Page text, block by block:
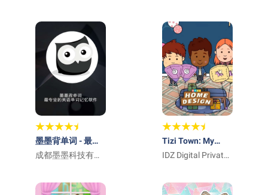
墨墨背单词 - 最专
业的英语单词记忆
成都墨墨科技有限
Tizi Town: My
Princess Games
IDZ Digital Private